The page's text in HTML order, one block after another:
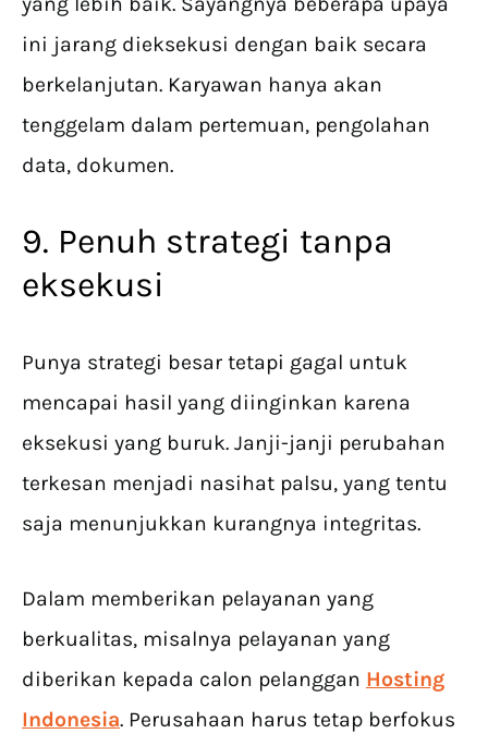
ini jarang dieksekusi dengan baik secara
berkelanjutan. Karyawan hanya akan
tenggelam dalam pertemuan, pengolahan
data, dokumen.
9. Penuh strategi tanpa
eksekusi
Punya strategi besar tetapi gagal untuk
mencapai hasil yang diinginkan karena
eksekusi yang buruk. Janji-janji perubahan
terkesan menjadi nasihat palsu, yang tentu
saja menunjukkan kurangnya integritas.
Dalam memberikan pelayanan yang
berkualitas, misalnya pelayanan yang
diberikan kepada calon pelanggan Hosting
Indonesia. Perusahaan harus tetap berfokus